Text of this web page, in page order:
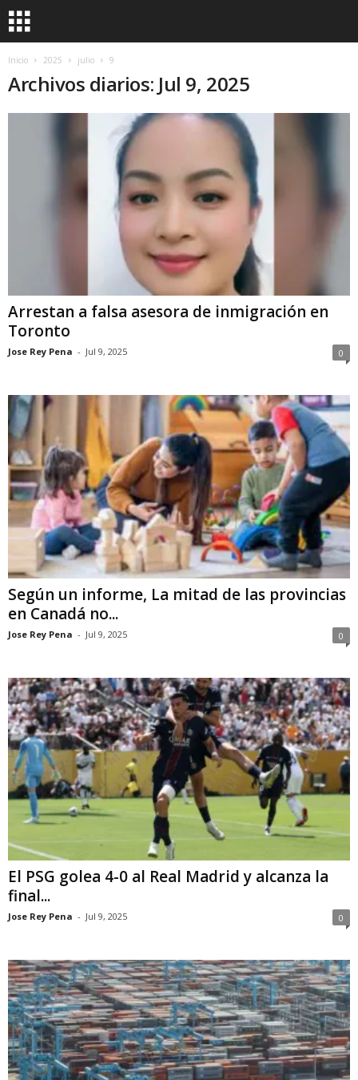
Inicio 2025 julio 9
Archivos diarios: Jul 9, 2025
Arrestan a falsa asesora de inmigración en
Toronto
Jose Rey Pena - Jul 9, 2025 0
Según un informe, La mitad de las provincias
en Canadá no...
Jose Rey Pena - Jul 9, 2025 0
El PSG golea 4-0 al Real Madrid y alcanza la
final...
Jose Rey Pena - Jul 9, 2025 0